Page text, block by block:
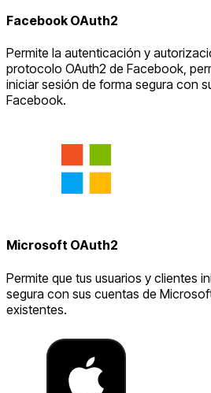
Facebook OAuth2
Permite la autenticación y
protocolo OAuth2 de Facebook,
iniciar sesión de forma segura con
Facebook.
Microsoft OAuth2
Permite que tus usuarios y clientes
segura con sus cuentas de
existentes.